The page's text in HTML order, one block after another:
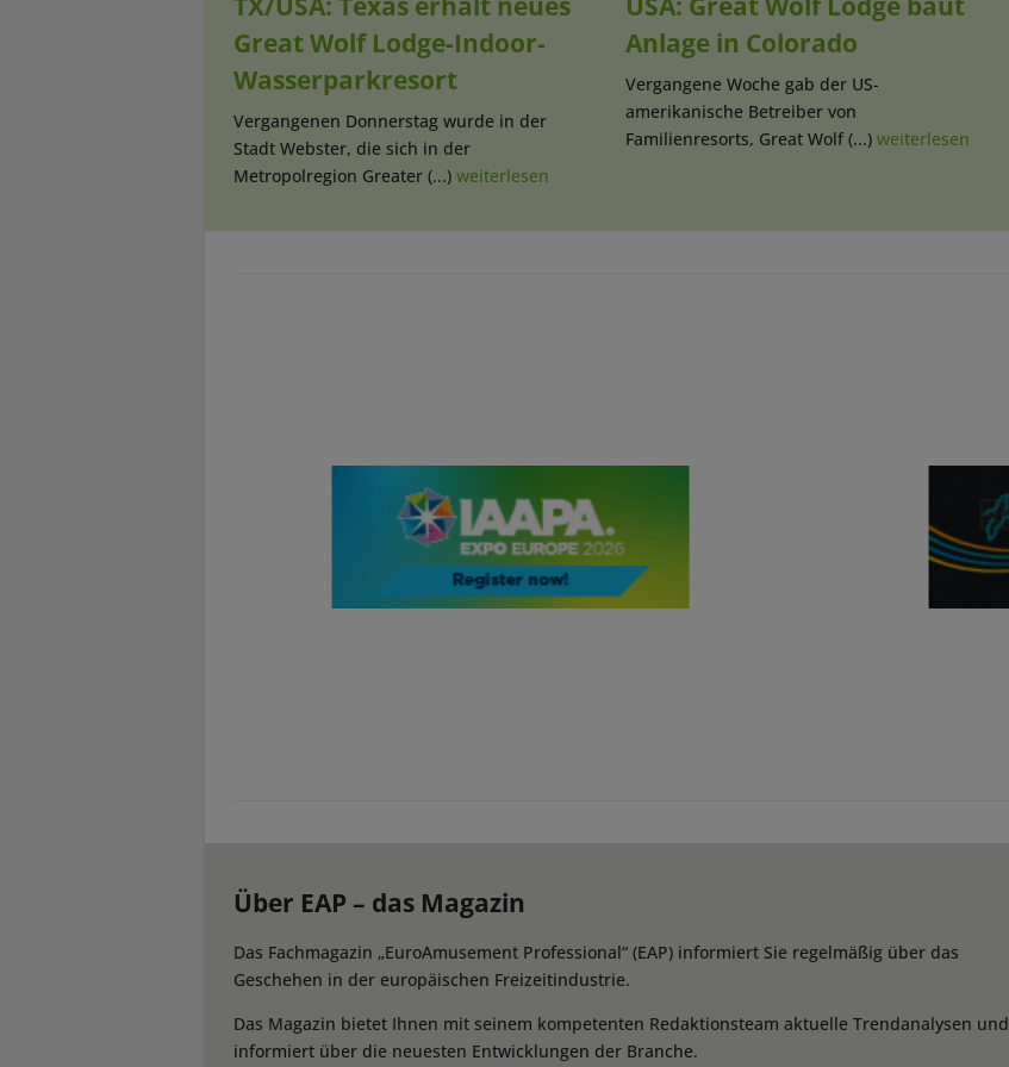
Great Wolf Lodge-Indoor-
Wasserparkresort
Vergangenen Donnerstag wurde in der
Stadt Webster, die sich in der
Metropolregion Greater (...) weiterlesen
Anlage in Colorado
Vergangene Woche gab der US-
amerikanische Betreiber von
Familienresorts, Great Wolf (...) weiterlesen
Über EAP – das Magazin
Das Fachmagazin „EuroAmusement Professional“ (EAP) informiert Sie regelmäßig über das
Geschehen in der europäischen Freizeitindustrie.
Das Magazin bietet Ihnen mit seinem kompetenten Redaktionsteam aktuelle Trendanalysen und
informiert über die neuesten Entwicklungen der Branche.